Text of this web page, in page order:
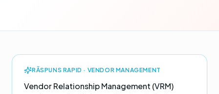
RĂSPUNS RAPID · VENDOR MANAGEMENT
Vendor Relationship Management (VRM)